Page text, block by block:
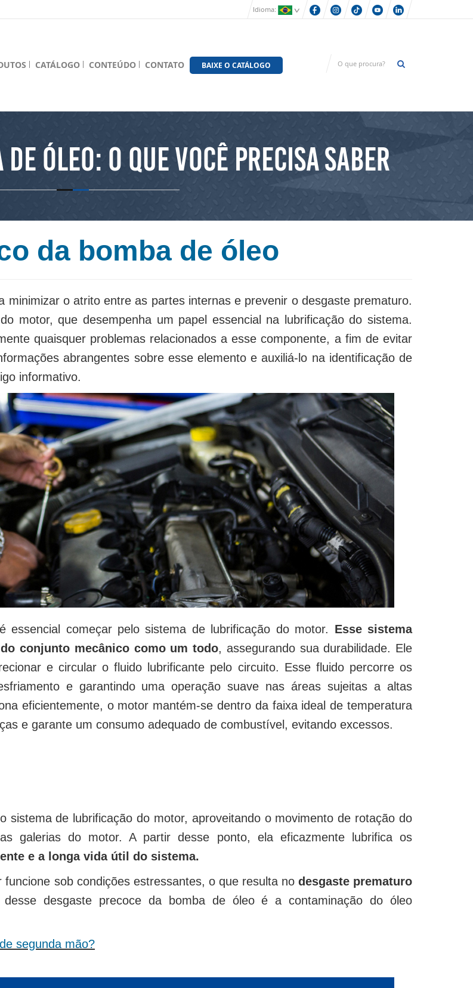
Idioma:
CATÁLOGO CONTEÚDO CONTATO BAIXE O CATÁLOGO
Óleo: O Que Você Precisa Saber
da bomba de óleo
minimizar o atrito entre as partes internas e prevenir o desgaste prematuro.
motor, que desempenha um papel essencial na lubrificação do sistema.
quaisquer problemas relacionados a esse componente, a fim de evitar
abrangentes sobre esse elemento e auxiliá-lo na identificação de
informativo.
essencial começar pelo sistema de lubrificação do motor. Esse sistema
conjunto mecânico como um todo, assegurando sua durabilidade. Ele
e circular o fluido lubrificante pelo circuito. Esse fluido percorre os
e garantindo uma operação suave nas áreas sujeitas a altas
eficientemente, o motor mantém-se dentro da faixa ideal de temperatura
e garante um consumo adequado de combustível, evitando excessos.
sistema de lubrificação do motor, aproveitando o movimento de rotação do
galerias do motor. A partir desse ponto, ela eficazmente lubrifica os
e a longa vida útil do sistema.
sob condições estressantes, o que resulta no desgaste prematuro
desgaste precoce da bomba de óleo é a contaminação do óleo
segunda mão?